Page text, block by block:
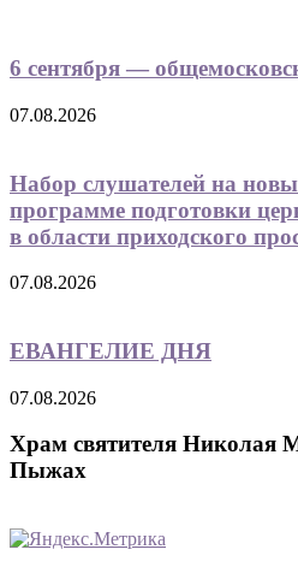
6 сентября —
07.08.2026
Набор слушателей на
программе подготовки
в области приходского
07.08.2026
ЕВАНГЕЛИЕ ДНЯ
07.08.2026
Храм святителя Николая
Пыжах